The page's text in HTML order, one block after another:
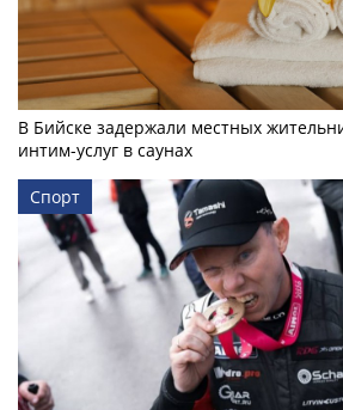
В Бийске задержали местных
интим-услуг в саунах
Спорт